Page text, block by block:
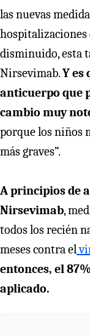
las nuevas
hospitalizaciones
disminuido, esta
Nirsevimab.Y es
anticuerpo que
cambio muy
porque los niños
más graves”.
A principios de
Nirsevimab,
todos los recién
meses contra el
entonces, el
aplicado.